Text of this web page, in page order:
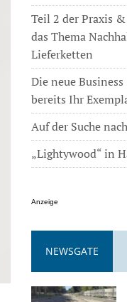
Teil 2 der Praxis
das Thema
Lieferketten
Die neue
bereits Ihr
Auf der Suche
„Lightywood“ in
Anzeige
NEWSGATE